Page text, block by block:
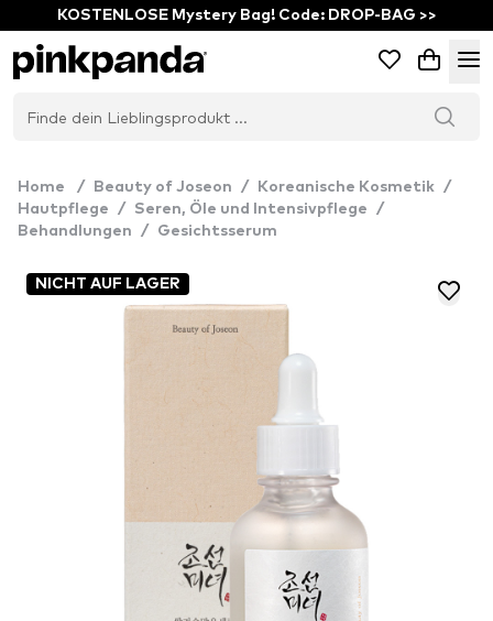
KOSTENLOSE Mystery Bag! Code: DROP-BAG >>
Home / Beauty of Joseon / Koreanische Kosmetik /
Hautpflege
/ Seren, Öle und Intensivpflege
/
Behandlungen
/ Gesichtsserum
NICHT AUF LAGER